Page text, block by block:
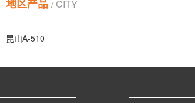
地区产品 / CITY
昆山A-510